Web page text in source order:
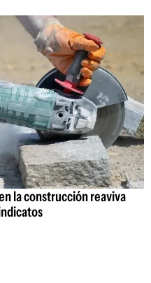
la construcción reaviva